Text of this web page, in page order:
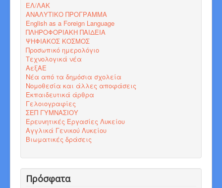
ΕΛ/ΛΑΚ
ΑΝΑΛΥΤΙΚΟ ΠΡΟΓΡΑΜΜΑ
English as a Foreign Language
ΠΛΗΡΟΦΟΡΙΑΚΗ ΠΑΙΔΕΙΑ
ΨΗΦΙΑΚΟΣ ΚΟΣΜΟΣ
Προσωπικό ημερολόγιο
Τεχνολογικά νέα
ΑεξΑΕ
Νέα από τα δημόσια σχολεία
Νομοθεσία και άλλες αποφάσεις
Εκπαιδευτικά άρθρα
Γελοιογραφίες
ΣΕΠ ΓΥΜΝΑΣΙΟΥ
Ερευνητικές Εργασίες Λυκείου
Αγγλικά Γενικού Λυκείου
Βιωματικές δράσεις
Πρόσφατα